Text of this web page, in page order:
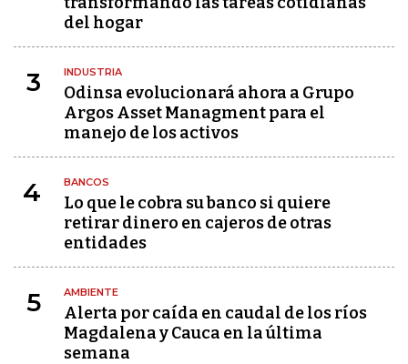
del hogar
3 INDUSTRIA
Odinsa evolucionará ahora a Grupo
Argos Asset Managment para el
manejo de los activos
4 BANCOS
Lo que le cobra su banco si quiere
retirar dinero en cajeros de otras
entidades
5 AMBIENTE
Alerta por caída en caudal de los ríos
Magdalena y Cauca en la última
semana